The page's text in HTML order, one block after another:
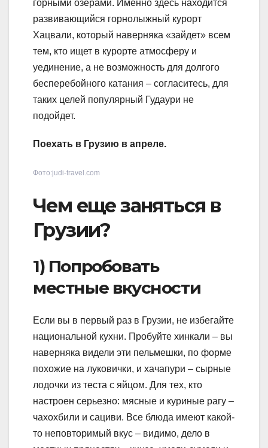
горными озерами. Именно здесь находится
развивающийся горнолыжный курорт
Хацвали, который наверняка «зайдет» всем
тем, кто ищет в курорте атмосферу и
уединение, а не возможность для долгого
бесперебойного катания – согласитесь, для
таких целей популярный Гудаури не
подойдет.
Поехать в Грузию в апреле.
Фото:judi-travel.com
Чем еще заняться в
Грузии?
1) Попробовать
местные вкусности
Если вы в первый раз в Грузии, не избегайте
национальной кухни. Пробуйте хинкали – вы
наверняка видели эти пельмешки, по форме
похожие на луковички, и хачапури – сырные
лодочки из теста с яйцом. Для тех, кто
настроен серьезно: мясные и куриные рагу –
чахохбили и сациви. Все блюда имеют какой-
то неповторимый вкус – видимо, дело в